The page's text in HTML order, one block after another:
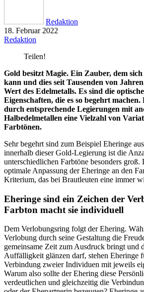
Redaktion
18. Februar 2022
Redaktion
Teilen!
Gold besitzt Magie. Ein Zauber, dem
kann und dies seit Tausenden von
Wert des Edelmetalls. Es sind die
Eigenschaften, die es so begehrt
durch entsprechende Legierungen mit
Halbedelmetallen eine Vielzahl von
Farbtönen.
Sehr begehrt sind zum Beispiel Eheringe
innerhalb dieser Gold-Legierung ist die
unterschiedlichen Farbtöne besonders groß.
optimale Anpassung der Eheringe an den
Kriterium, das bei Brautleuten eine immer
Eheringe sind ein Zeichen der
Farbton macht sie individuell
Dem Verlobungsring folgt der Ehering.
Verlobung durch seine Gestaltung die
gemeinsame Zeit zum Ausdruck bringt und
Auffälligkeit glänzen darf, stehen Eheringe
Verbindung zweier Individuen mit jeweils
Warum also sollte der Ehering diese
verdeutlichen und gleichzeitig die